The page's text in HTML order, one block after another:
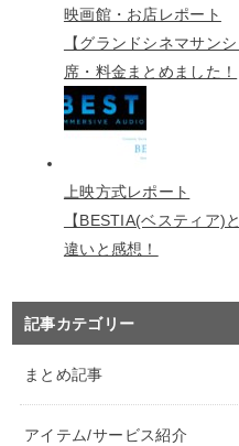
記事カテゴリー
まとめ記事
アイテム/サービス紹介